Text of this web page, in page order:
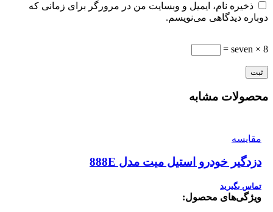
ذخیره نام، ایمیل و وبسایت من در مرورگر برای زمانی که
دوباره دیدگاهی می‌نویسم.
8 × seven =
محصولات مشابه
مقایسه
دزدگیر خودرو استیل میت مدل 888E
تماس بگیرید
ویژگی‌های محصول: